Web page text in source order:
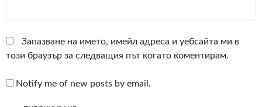
Запазване на името, имейл адреса и уебсайта ми в
този браузър за следващия път когато коментирам.
Notify me of new posts by email.